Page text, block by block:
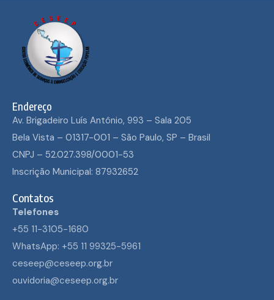
Endereço
Av. Brigadeiro Luís Antônio, 993 – Sala 205
Bela Vista – 01317-001 – São Paulo, SP – Brasil
CNPJ – 52.027.398/0001-53
Inscrição Municipal: 87932652
Contatos
Telefones
+55 11-3105-1680
WhatsApp: +55 11 99325-5961
ceseep@ceseep.org.br
ouvidoria@ceseep.org.br